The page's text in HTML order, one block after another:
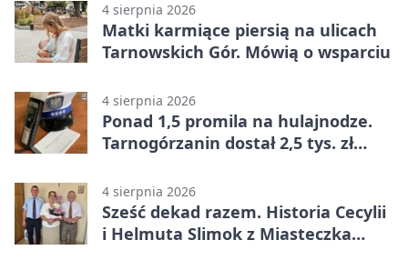
4 sierpnia 2026
Matki karmiące piersią na ulicach
Tarnowskich Gór. Mówią o wsparciu
4 sierpnia 2026
Ponad 1,5 promila na hulajnodze.
Tarnogórzanin dostał 2,5 tys. zł
4 sierpnia 2026
Sześć dekad razem. Historia Cecylii
i Helmuta Slimok z Miasteczka